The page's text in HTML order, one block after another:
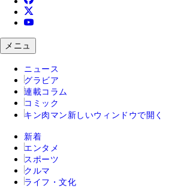
メニュ
ニュース
グラビア
連載コラム
コミック
キン肉マン 新しいウィンドウで開く
新着
エンタメ
スポーツ
クルマ
ライフ・文化